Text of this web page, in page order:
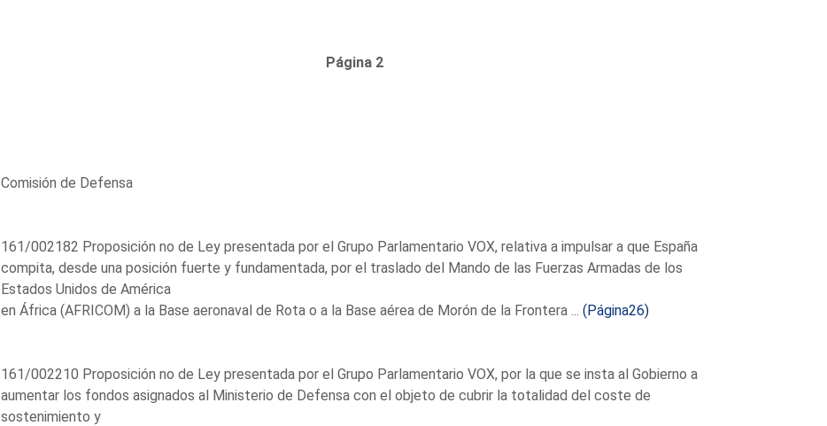
Página 2
Comisión de Defensa
161/002182 Proposición no de Ley presentada por el Grupo Parlamentario VOX, relativa a impulsar a que España
compita, desde una posición fuerte y fundamentada, por el traslado del Mando de las Fuerzas Armadas de los
Estados Unidos de América
en África (AFRICOM) a la Base aeronaval de Rota o a la Base aérea de Morón de la Frontera ... (Página26)
161/002210 Proposición no de Ley presentada por el Grupo Parlamentario VOX, por la que se insta al Gobierno a
aumentar los fondos asignados al Ministerio de Defensa con el objeto de cubrir la totalidad del coste de
sostenimiento y